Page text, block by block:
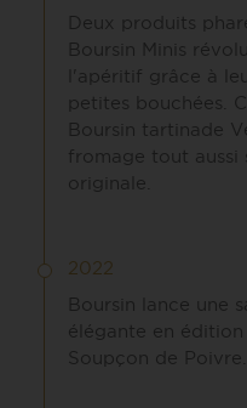
Deux produits
Boursin Minis
l'apéritif grâce à
petites bouchées.
Boursin tartinade
fromage tout aussi
originale.
2022
Boursin lance une
élégante en
Soupçon de Poivre.